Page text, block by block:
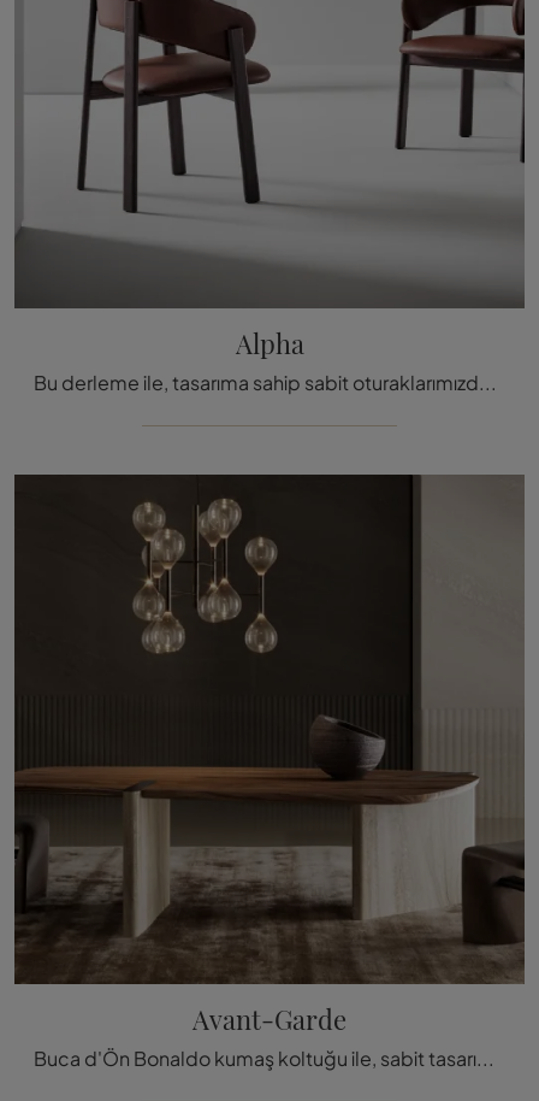
Alpha
Bu derleme ile, tasarıma sahip sabit oturaklarımızdan biri olan Alpha Bonaldo deri sandalye ile alanlarınızı tamamlayabilirsiniz.
Avant-Garde
Buca d'Ön Bonaldo kumaş koltuğu ile, sabit tasarımlı sandalyelerimizden biriyle iç mekanlarınızı tamamlayabilirsiniz.